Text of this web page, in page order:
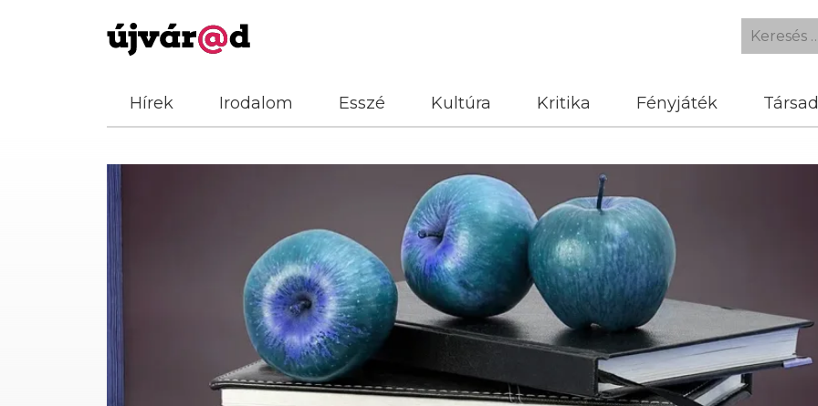
Hírek Irodalom Esszé Kultúra Kritika Fényjáték